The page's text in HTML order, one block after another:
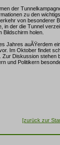
der
zu den
von besonderer
in der die Tunnel
Bildschirm holen.
Jahres auÃŸerdem
Im Oktober findet
Diskussion
und Politikern
[zurück zur